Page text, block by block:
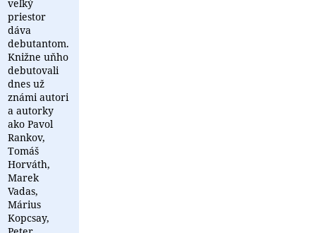
veľký
priestor
dáva
debutantom.
Knižne uňho
debutovali
dnes už
známi autori
a autorky
ako Pavol
Rankov,
Tomáš
Horváth,
Marek
Vadas,
Márius
Kopcsay,